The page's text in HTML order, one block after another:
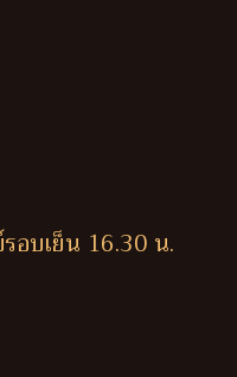
อบเย็น 16.30 น.